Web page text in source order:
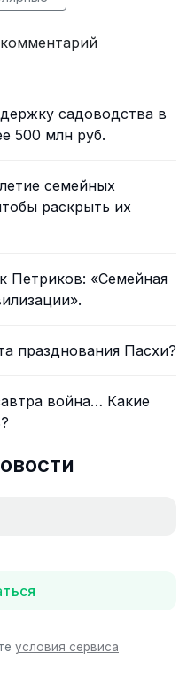
садоводства в
500 млн руб.
семейных
раскрыть их
Петриков: «Семейная
празднования Пасхи?
война… Какие
условия сервиса